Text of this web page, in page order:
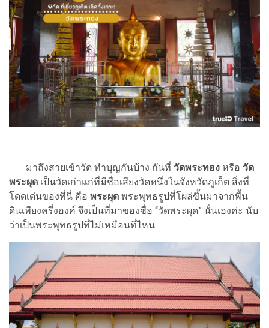
มาถึงสายเข้าวัด ทำบุญกันบ้าง กันที่ วัดพระทอง หรือ วัด
พระผุด เป็นวัดเก่าแก่ที่มีชื่อเสียงวัดหนึ่งในจังหวัดภูเก็ต สิ่งที่
โดดเด่นของที่นี่ คือ พระผุด พระพุทธรูปที่โผล่ขึ้นมาจากพื้น
ดินเพียงครึ่งองค์ จึงเป็นที่มาของชื่อ “วัดพระผุด” นั่นเองค่ะ นับ
ว่าเป็นพระพุทธรูปที่ไม่เหมือนที่ไหน